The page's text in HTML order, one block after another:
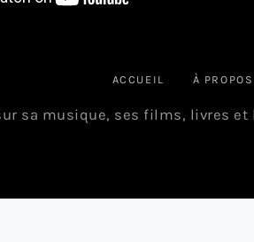
ACCUEIL À PROPOS
sa musique, ses films, livres et